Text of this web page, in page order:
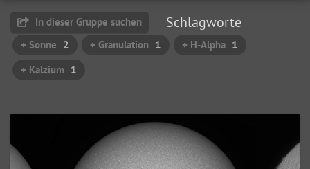
In dieser Gruppe suchen Schlagworte
+ Sonne 2 + Granulation 1 + H-Alpha 1
+ Kalzium 1